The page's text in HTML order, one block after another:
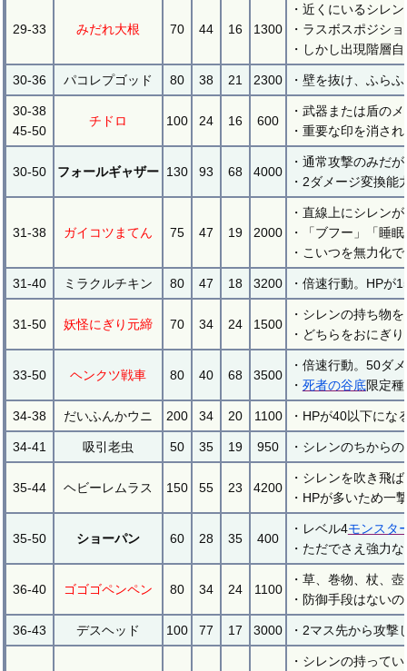
29-33 みだれ大根 70 44 16 1300
・近くにいるシレ
・ラスボスポジシ
・しかし出現階層
30-36 パコレプゴッド 80 38 21 2300 ・壁を抜け、ふら
30-38
45-50
チドロ 100 24 16 600
・武器または盾の
・重要な印を消さ
30-50 フォールギャザー 130 93 68 4000
・通常攻撃のみだ
・2ダメージ変換
31-38 ガイコツまてん 75 47 19 2000
・直線上にシレン
・「ブフー」「睡
・こいつを無力化
31-40 ミラクルチキン 80 47 18 3200 ・倍速行動。HPが
31-50 妖怪にぎり元締 70 34 24 1500
・シレンの持ち物
・どちらをおにぎ
33-50 ヘンクツ戦車 80 40 68 3500
・倍速行動。50ダ
・ 死者の谷底限定
34-38 だいふんかウニ 200 34 20 1100 ・HPが40以下にな
34-41 吸引老虫 50 35 19 950 ・シレンのちから
35-44 ヘビーレムラス 150 55 23 4200
・シレンを吹き飛
・HPが多いため一
35-50 ショーパン 60 28 35 400
・レベル4モンスタ
・ただでさえ強力
36-40 ゴゴゴペンペン 80 34 24 1100
・草、巻物、杖、壺
・防御手段はない
36-43 デスヘッド 100 77 17 3000 ・2マス先から攻撃
・シレンの持ってい